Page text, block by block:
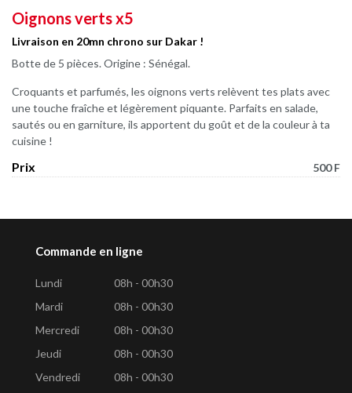
Oignons verts x5
Livraison en 20mn chrono sur Dakar !
Botte de 5 pièces. Origine : Sénégal.
Croquants et parfumés, les oignons verts relèvent tes plats avec
une touche fraîche et légèrement piquante. Parfaits en salade,
sautés ou en garniture, ils apportent du goût et de la couleur à ta
cuisine !
Prix 500 F
Commande en ligne
Lundi
08h - 00h30
Mardi
08h - 00h30
Mercredi
08h - 00h30
Jeudi
08h - 00h30
Vendredi
08h - 00h30